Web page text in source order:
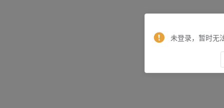
未登录，暂时无